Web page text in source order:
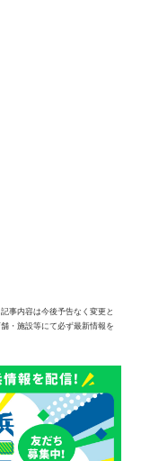
事内容は今後予告なく変更と
・施設等にて必ず最新情報を